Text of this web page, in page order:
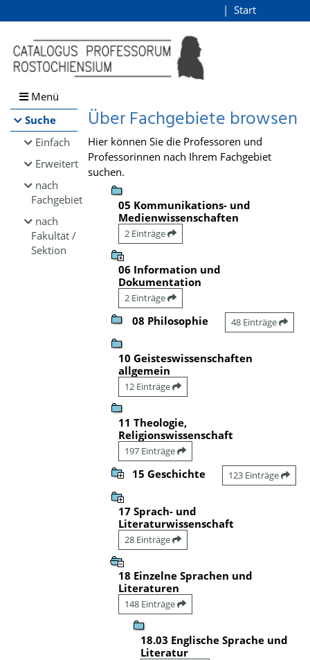
Browsen
direkt zum Inhalt
Start
Menü
Suche
Einfach
Erweitert
nach
Fachgebiet
nach
Fakultät /
Sektion
Über Fachgebiete browsen
Hier können Sie die Professoren und
Professorinnen nach Ihrem Fachgebiet
suchen.
05 Kommunikations- und
Medienwissenschaften
2 Einträge
06 Information und
Dokumentation
2 Einträge
08 Philosophie 48 Einträge
10 Geisteswissenschaften
allgemein
12 Einträge
11 Theologie,
Religionswissenschaft
197 Einträge
15 Geschichte 123 Einträge
17 Sprach- und
Literaturwissenschaft
28 Einträge
18 Einzelne Sprachen und
Literaturen
148 Einträge
18.03 Englische Sprache und
Literatur